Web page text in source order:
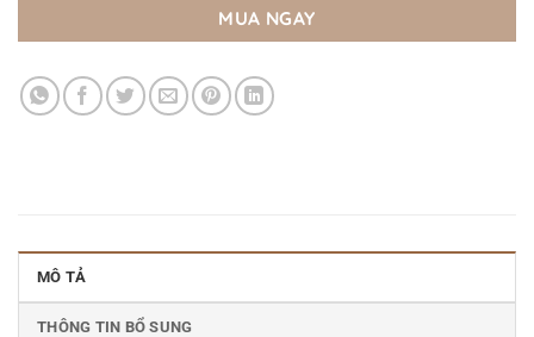
MUA NGAY
MÔ TẢ
THÔNG TIN BỔ SUNG